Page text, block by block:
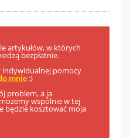
artykułów, w których
bezpłatnie.
indywidualnej pomocy
mnie :)
problem, a ja
wspólnie w tej
będzie kosztować moja